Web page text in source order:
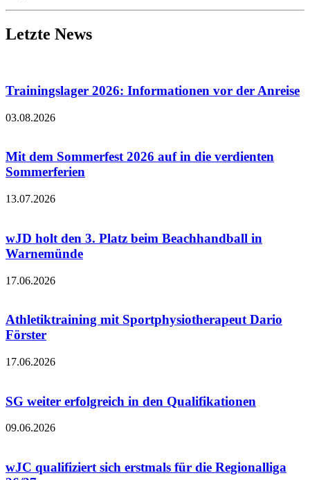
Letzte News
Trainingslager 2026: Informationen vor der Anreise
03.08.2026
Mit dem Sommerfest 2026 auf in die verdienten
Sommerferien
13.07.2026
wJD holt den 3. Platz beim Beachhandball in
Warnemünde
17.06.2026
Athletiktraining mit Sportphysiotherapeut Dario
Förster
17.06.2026
SG weiter erfolgreich in den Qualifikationen
09.06.2026
wJC qualifiziert sich erstmals für die Regionalliga